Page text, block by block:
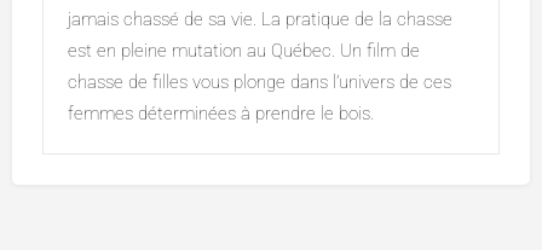
jamais chassé de sa vie. La pratique de la chasse
est en pleine mutation au Québec. Un film de
chasse de filles vous plonge dans l’univers de ces
femmes déterminées à prendre le bois.